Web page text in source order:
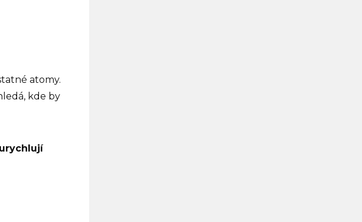
atomy.
kde by